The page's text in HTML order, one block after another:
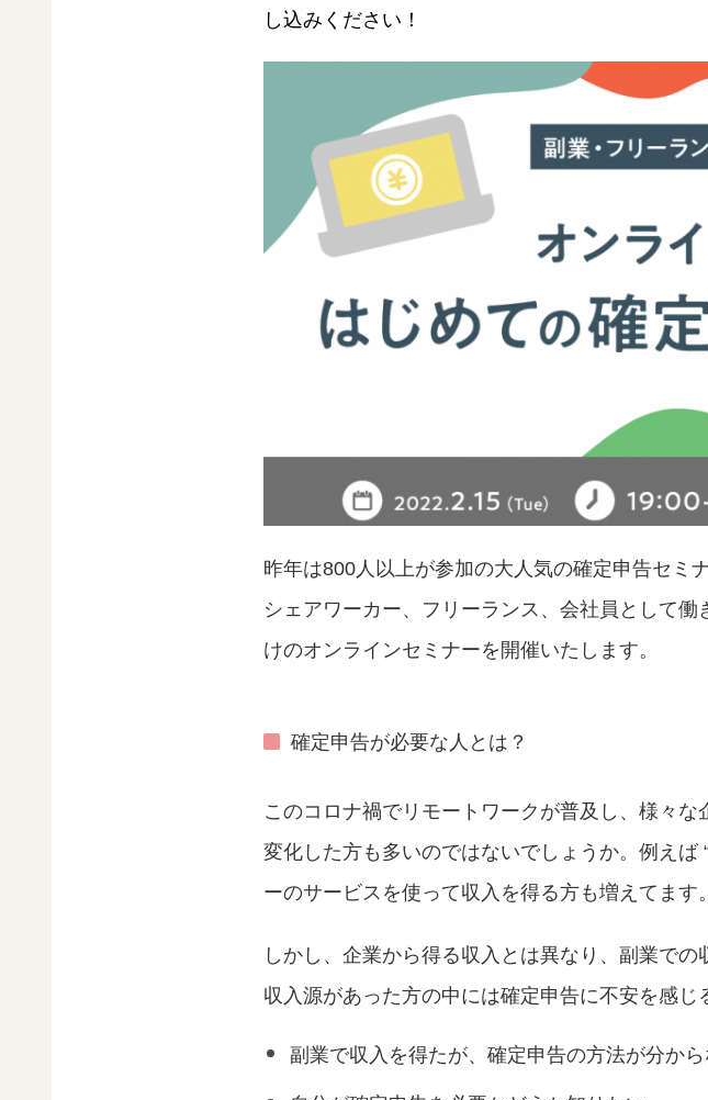
し込みください！
昨年は800人以上が参加の大人気の確定申告セミ
シェアワーカー、フリーランス、会社員として
けのオンラインセミナーを開催いたします。
確定申告が必要な人とは？
このコロナ禍でリモートワークが普及し、様々
変化した方も多いのではないでしょうか。例えば
ーのサービスを使って収入を得る方も増えてます。
しかし、企業から得る収入とは異なり、副業で
収入源があった方の中には確定申告に不安を感
副業で収入を得たが、確定申告の方法が分から